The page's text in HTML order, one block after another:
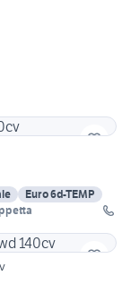
Euro 6d-TEMP